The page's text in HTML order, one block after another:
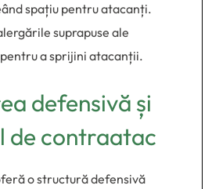
spațiu pentru atacanți.
suprapuse ale
a sprijini atacanții.
defensivă și
de contraatac
o structură defensivă